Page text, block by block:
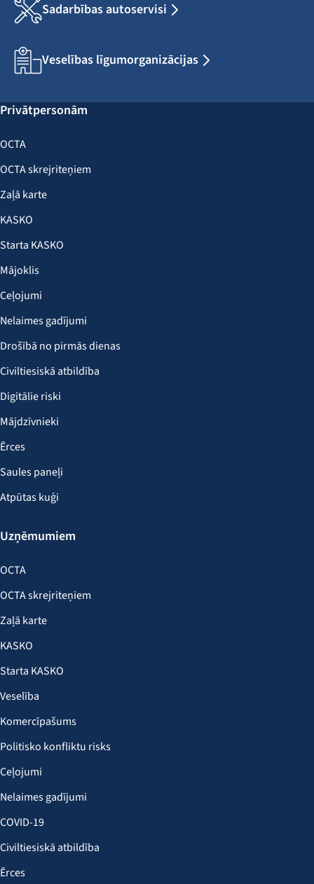
Sadarbības autoservisi
Veselības līgumorganizācijas
Privātpersonām
OCTA
OCTA skrejriteņiem
Zaļā karte
KASKO
Starta KASKO
Mājoklis
Ceļojumi
Nelaimes gadījumi
Drošībā no pirmās dienas
Civiltiesiskā atbildība
Digitālie riski
Mājdzīvnieki
Ērces
Saules paneļi
Atpūtas kuģi
Uzņēmumiem
OCTA
OCTA skrejriteņiem
Zaļā karte
KASKO
Starta KASKO
Veselība
Komercīpašums
Politisko konfliktu risks
Ceļojumi
Nelaimes gadījumi
COVID-19
Civiltiesiskā atbildība
Ērces